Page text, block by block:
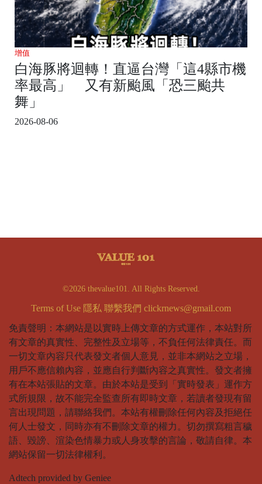
增值
白海豚將迴轉！直逼台灣「這4縣市機
率最高」 又有新颱風「恐三颱共
舞」
2026-08-06
©2026 thevalue101. All Rights Reserved.
Terms of Use 隱私 聯繫我們 clickrnews@gmail.com
免責聲明：本網站是以實時上傳文章的方式運作，本站對所
有文章的真實性、完整性及立場等，不負任何法律責任。而
一切文章內容只代表發文者個人意見，並非本網站之立場，
用戶不應信賴內容，並應自行判斷內容之真實性。發文者擁
有在本站張貼的文章。由於本站是受到「實時發表」運作方
式所規限，故不能完全監查所有即時文章，若讀者發現有留
言出現問題，請聯絡我們。本站有權刪除任何內容及拒絕任
何人士發文，同時亦有不刪除文章的權力。切勿撰寫粗言穢
語、毀謗、渲染色情暴力或人身攻擊的言論，敬請自律。本
網站保留一切法律權利。
Adtech provided by Geniee